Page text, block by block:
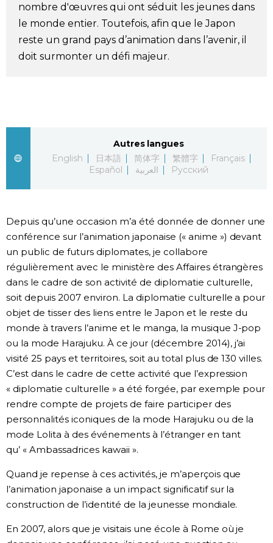
Gastronomie
Le japonais
Séries
Personnages
Chroniques
Images
Vidéos
Tokyo
nombre d'œuvres qui ont séduit les jeunes dans
le monde entier. Toutefois, afin que le Japon
reste un grand pays d’animation dans l’avenir, il
doit surmonter un défi majeur.
Autres langues
English
日本語 简体字 繁體字
Français
Español
العربية Русский
Depuis qu’une occasion m’a été donnée de donner une
conférence sur l’animation japonaise (« anime ») devant
un public de futurs diplomates, je collabore
régulièrement avec le ministère des Affaires étrangères
dans le cadre de son activité de diplomatie culturelle,
soit depuis 2007 environ. La diplomatie culturelle a pour
objet de tisser des liens entre le Japon et le reste du
monde à travers l’anime et le manga, la musique J-pop
ou la mode Harajuku. À ce jour (décembre 2014), j’ai
visité 25 pays et territoires, soit au total plus de 130 villes.
C’est dans le cadre de cette activité que l’expression
« diplomatie culturelle » a été forgée, par exemple pour
rendre compte de projets de faire participer des
personnalités iconiques de la mode Harajuku ou de la
mode Lolita à des événements à l’étranger en tant
qu’ « Ambassadrices kawaii ».
Quand je repense à ces activités, je m’aperçois que
l’animation japonaise a un impact significatif sur la
construction de l’identité de la jeunesse mondiale.
En 2007, alors que je visitais une école à Rome où je